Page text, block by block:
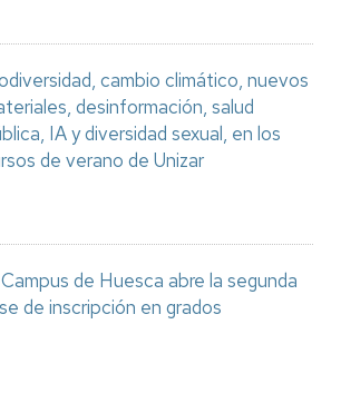
cambio climático, nuevos
desinformación, salud
IA y diversidad sexual, en los
de verano de Unizar
de Huesca abre la segunda
de inscripción en grados